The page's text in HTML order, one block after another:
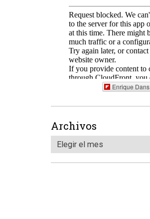
Enrique Dans
Archivos
Elegir el mes